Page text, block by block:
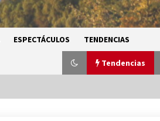
ESPECTÁCULOS TENDENCIAS
Tendencias